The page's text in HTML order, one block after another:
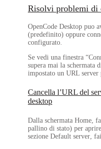
Risolvi problemi di
OpenCode Desktop puo
(predefinito) oppure
configurato.
Se vedi una finestra
supera mai la schermata
impostato un URL server
Cancella l’URL del
desktop
Dalla schermata Home,
pallino di stato) per
sezione Default server ,